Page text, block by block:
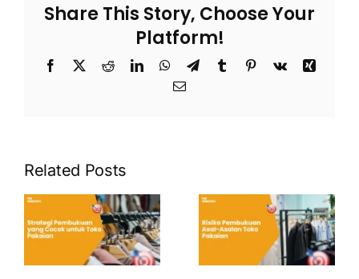
Share This Story, Choose Your
Platform!
Facebook
X RedditLinkedInWhatsApp
TelegramTumblrPinterest
Vk
Xing
Email
Related Posts